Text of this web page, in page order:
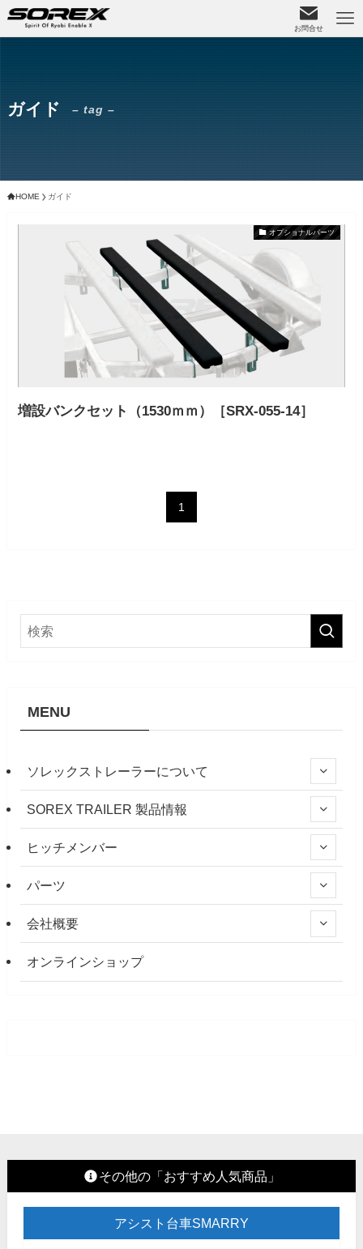
お問合せ
ガイド – tag –
HOME ガイド
オプショナルパーツ
増設バンクセット（1530ｍｍ）［SRX-055-14］
1
MENU
ソレックストレーラーについて
SOREX TRAILER 製品情報
ヒッチメンバー
パーツ
会社概要
オンラインショップ
その他の「おすすめ人気商品」
アシスト台車SMARRY